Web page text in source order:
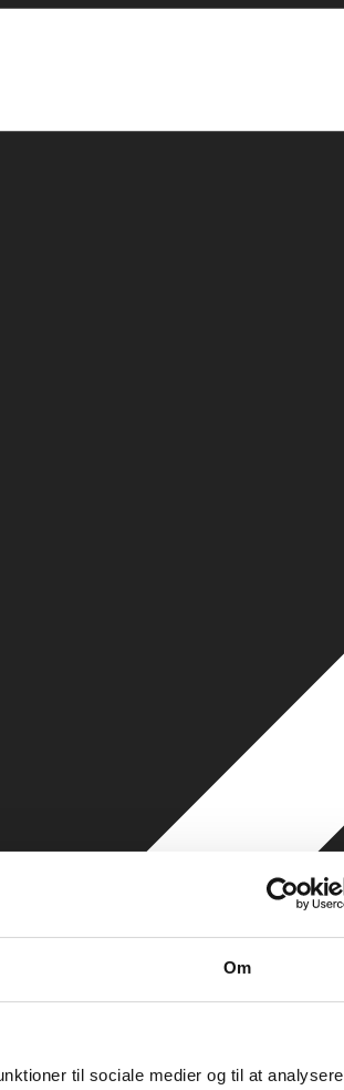
Om
til sociale medier og til at analysere